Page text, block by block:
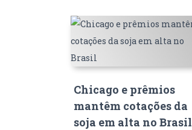
Chicago e prêmios
mantêm cotações da
soja em alta no Brasil